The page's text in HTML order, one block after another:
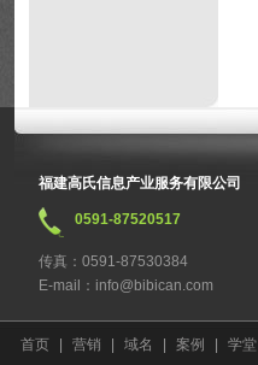
福建高氏信息产业服务有限公司
0591-87520517
传真：0591-87530384
E-mail：info@bibican.com
首页 营销 域名 案例 学堂